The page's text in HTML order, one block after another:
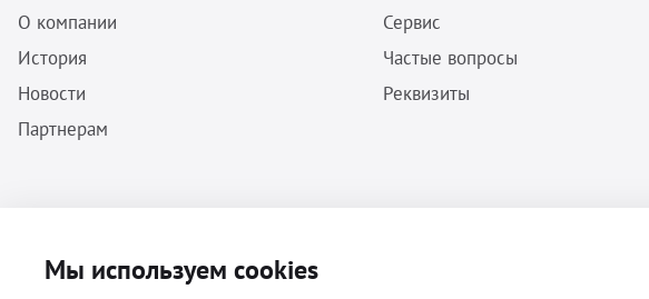
О компании
История
Новости
Партнерам
Сервис
Частые вопросы
Реквизиты
для ветеринарии © 2026 Все права защищены.
Мы используем cookies